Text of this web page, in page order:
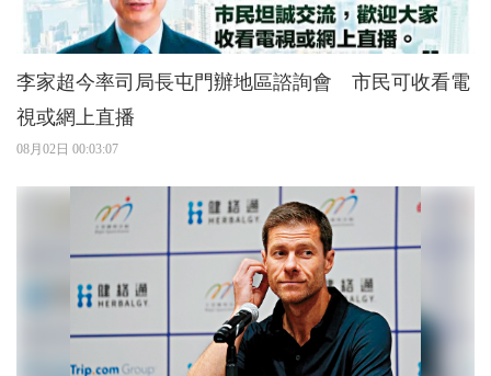
李家超今率司局長屯門辦地區諮詢會 市民可收看電
視或網上直播
08月02日 00:03:07